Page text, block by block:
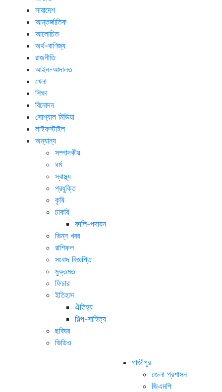
সারাদেশ
আন্তর্জাতিক
আলোচিত
অর্থ-বাণিজ্য
রাজনীতি
আইন-আদালত
খেলা
শিক্ষা
বিনোদন
সোশ্যাল মিডিয়া
লাইফস্টাইল
অন্যান্য
সম্পাদকীয়
ধর্ম
স্বাস্থ্য
প্রযুক্তি
কৃষি
চাকরি
বদলি-পদায়ন
ভিন্ন খবর
রাশিফল
সংবাদ বিজ্ঞপ্তি
মুক্তমত
ফিচার
ইতিহাস
ঐতিহ্য
শিল্প-সাহিত্য
ছবিঘর
ভিডিও
গাজীপুর
জেলা প্রশাসন
জিএমপি